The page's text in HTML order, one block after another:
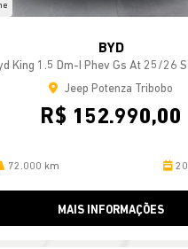
BYD
King 1.5 Dm-I Phev Gs At 25/26
Jeep Potenza Tribobo
R$ 152.990,00
72.000 km
MAIS INFORMAÇÕES